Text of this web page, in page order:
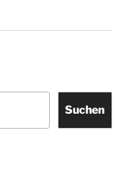
Suchen